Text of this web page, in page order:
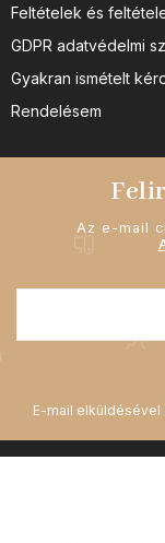
Feltételek és
GDPR adatvédelmi
Gyakran ismételt
Rendelésem
Az e-mail